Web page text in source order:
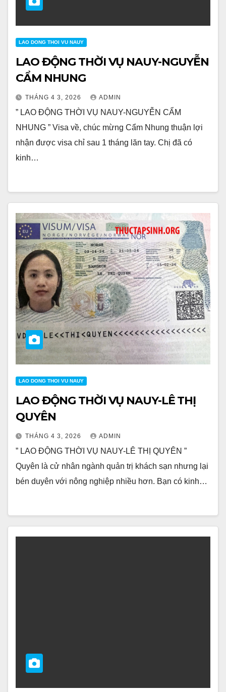
LAO DONG THOI VU NAUY
LAO ĐỘNG THỜI VỤ NAUY-NGUYỄN
CẨM NHUNG
THÁNG 4 3, 2026 ADMIN
” LAO ĐỘNG THỜI VỤ NAUY-NGUYỄN CẨM
NHUNG ” Visa về, chúc mừng Cẩm Nhung thuận lợi
nhận được visa chỉ sau 1 tháng lăn tay. Chị đã có
kinh…
LAO DONG THOI VU NAUY
LAO ĐỘNG THỜI VỤ NAUY-LÊ THỊ
QUYÊN
THÁNG 4 3, 2026 ADMIN
” LAO ĐỘNG THỜI VỤ NAUY-LÊ THỊ QUYÊN ”
Quyên là cử nhân ngành quản trị khách sạn nhưng lại
bén duyên với nông nghiệp nhiều hơn. Bạn có kinh…